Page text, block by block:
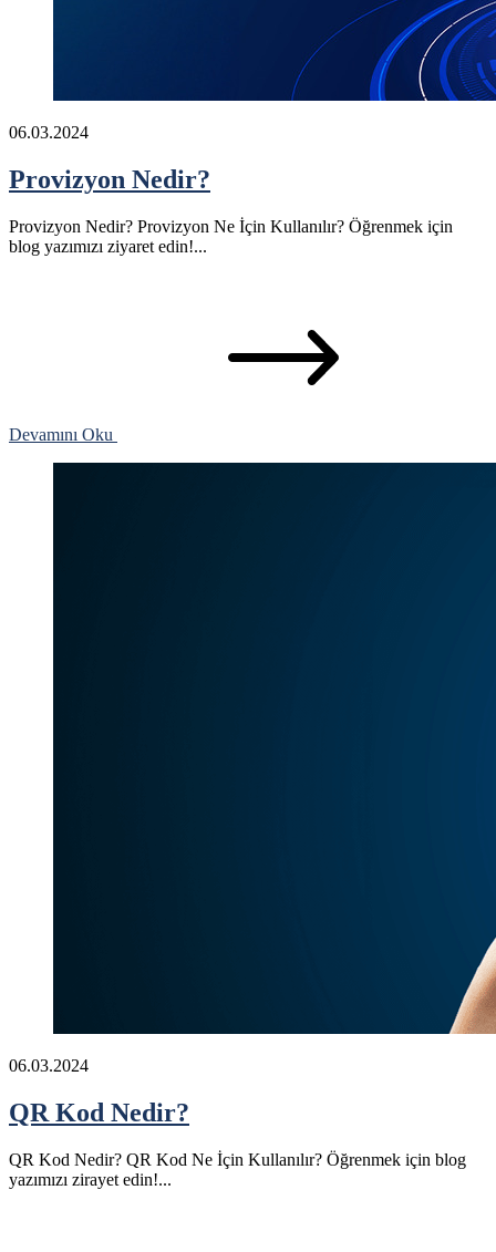
06.03.2024
Provizyon Nedir?
Provizyon Nedir? Provizyon Ne İçin Kullanılır? Öğrenmek için
blog yazımızı ziyaret edin!...
Devamını Oku
06.03.2024
QR Kod Nedir?
QR Kod Nedir? QR Kod Ne İçin Kullanılır? Öğrenmek için blog
yazımızı zirayet edin!...